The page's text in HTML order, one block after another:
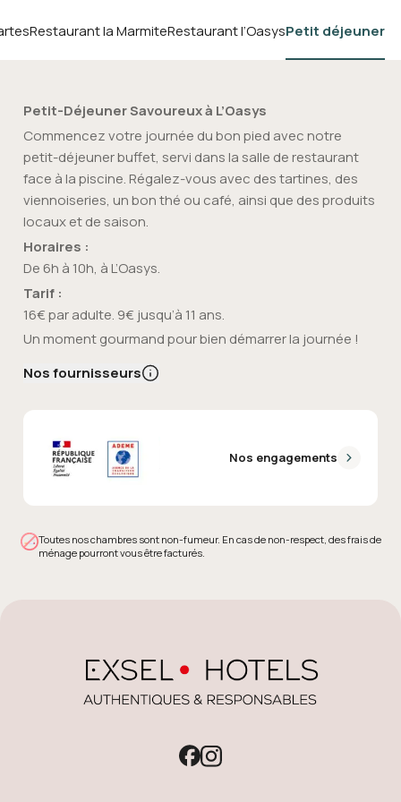
Restaurant la MarmiteRestaurant l’OasysPetit déjeuner
Petit-Déjeuner Savoureux à L’Oasys
Commencez votre journée du bon pied avec notre
petit-déjeuner buffet, servi dans la salle de restaurant
face à la piscine. Régalez-vous avec des tartines, des
viennoiseries, un bon thé ou café, ainsi que des produits
locaux et de saison.
Horaires :
De 6h à 10h, à L’Oasys.
Tarif :
16€ par adulte. 9€ jusqu’à 11 ans.
Un moment gourmand pour bien démarrer la journée !
Nos fournisseurs
Nos engagements
Toutes nos chambres sont non-fumeur. En cas de non-respect, des frais de
ménage pourront vous être facturés.